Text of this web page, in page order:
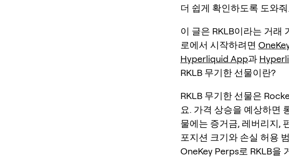
더 쉽게 확인하도록 도와
이 글은 RKLB이라는 거래
로에서 시작하려면
Hyperliquid App과
RKLB 무기한 선물이란?
RKLB 무기한 선물은
요. 가격 상승을 예상하면
물에는 증거금, 레버리지,
포지션 크기와 손실 허용
OneKey Perps로 RKLB을